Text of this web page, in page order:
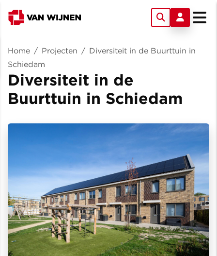
Home / Projecten / Diversiteit in de Buurttuin in
Schiedam
Diversiteit in de
Buurttuin in Schiedam